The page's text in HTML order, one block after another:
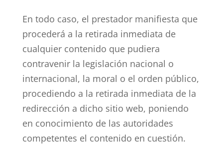
En todo caso, el prestador manifiesta que
procederá a la retirada inmediata de
cualquier contenido que pudiera
contravenir la legislación nacional o
internacional, la moral o el orden público,
procediendo a la retirada inmediata de la
redirección a dicho sitio web, poniendo
en conocimiento de las autoridades
competentes el contenido en cuestión.